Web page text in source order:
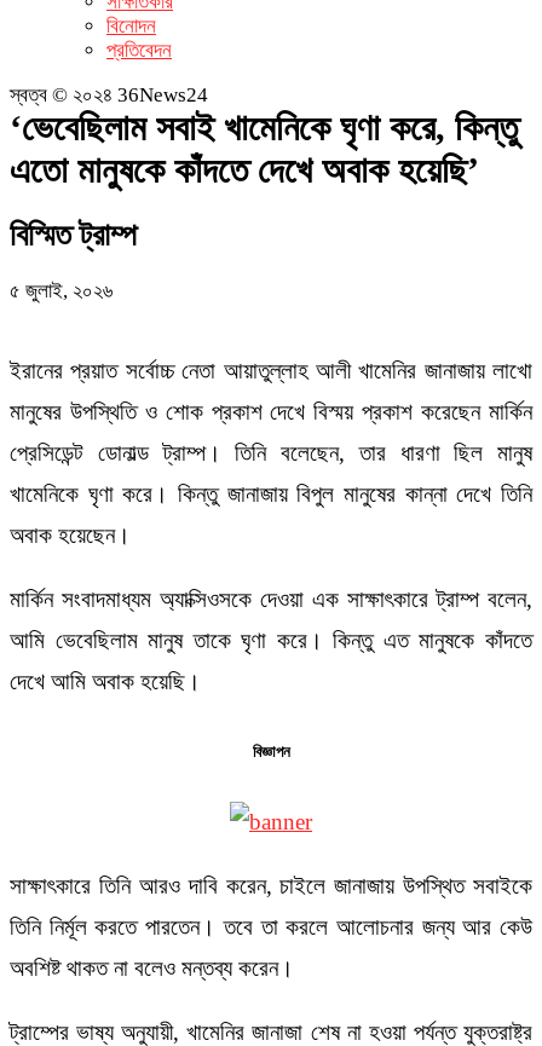
বিনোদন
প্রতিবেদন
স্বত্ব © ২০২৪ 36News24
‘ভেবেছিলাম সবাই খামেনিকে ঘৃণা করে, কিন্তু
এতো মানুষকে কাঁদতে দেখে অবাক হয়েছি’
বিস্মিত ট্রাম্প
৫ জুলাই, ২০২৬
ইরানের প্রয়াত সর্বোচ্চ নেতা আয়াতুল্লাহ আলী খামেনির জানাজায় লাখো
মানুষের উপস্থিতি ও শোক প্রকাশ দেখে বিস্ময় প্রকাশ করেছেন মার্কিন
প্রেসিডেন্ট ডোনাল্ড ট্রাম্প। তিনি বলেছেন, তার ধারণা ছিল মানুষ
খামেনিকে ঘৃণা করে। কিন্তু জানাজায় বিপুল মানুষের কান্না দেখে তিনি
অবাক হয়েছেন।
মার্কিন সংবাদমাধ্যম অ্যাক্সিওসকে দেওয়া এক সাক্ষাৎকারে ট্রাম্প বলেন,
আমি ভেবেছিলাম মানুষ তাকে ঘৃণা করে। কিন্তু এত মানুষকে কাঁদতে
দেখে আমি অবাক হয়েছি।
বিজ্ঞাপন
সাক্ষাৎকারে তিনি আরও দাবি করেন, চাইলে জানাজায় উপস্থিত সবাইকে
তিনি নির্মূল করতে পারতেন। তবে তা করলে আলোচনার জন্য আর কেউ
অবশিষ্ট থাকত না বলেও মন্তব্য করেন।
ট্রাম্পের ভাষ্য অনুযায়ী, খামেনির জানাজা শেষ না হওয়া পর্যন্ত যুক্তরাষ্ট্র